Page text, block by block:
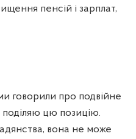
пенсій і зарплат,
говорили про подвійне
поділяю цю позицію.
вона не може